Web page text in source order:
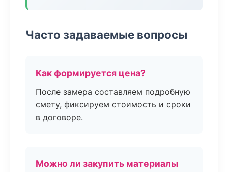
Часто задаваемые вопросы
Как формируется цена?
После замера составляем подробную
смету, фиксируем стоимость и сроки
в договоре.
Можно ли закупить материалы